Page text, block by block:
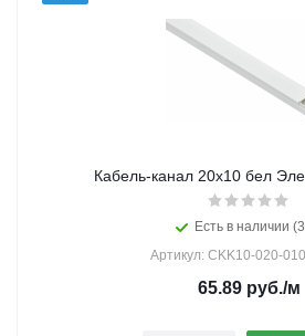
Кабель-канал 20х10 бел
Есть в наличии
Артикул: CKK10-020-
65.89руб./м